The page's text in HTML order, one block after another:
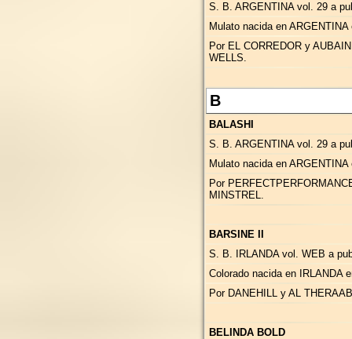
S. B. ARGENTINA vol. 29 a
Mulato nacida en
Por EL CORREDOR y
WELLS.
B
BALASHI
S. B. ARGENTINA vol. 29 a
Mulato nacida en
Por
MINSTREL.
BARSINE II
S. B. IRLANDA vol. WEB a
Colorado nacida en IRLANDA
Por DANEHILL y AL
BELINDA BOLD